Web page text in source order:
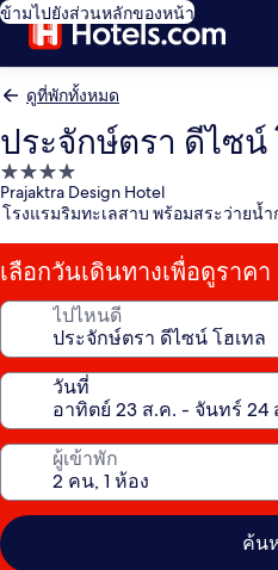
ข้ามไปยังส่วนหลักของหน้า
ดูที่พักทั้งหมด
ประจักษ์ตรา ดีไซน์
ที่พัก
4.0
Prajaktra Design Hotel
โรงแรมริมทะเลสาบ พร้อมสระว่ายน้
เลือกวันเดินทางเพื่อดูราคา
ไปไหนดี
วันที่
ผู้เข้าพัก
ค้น